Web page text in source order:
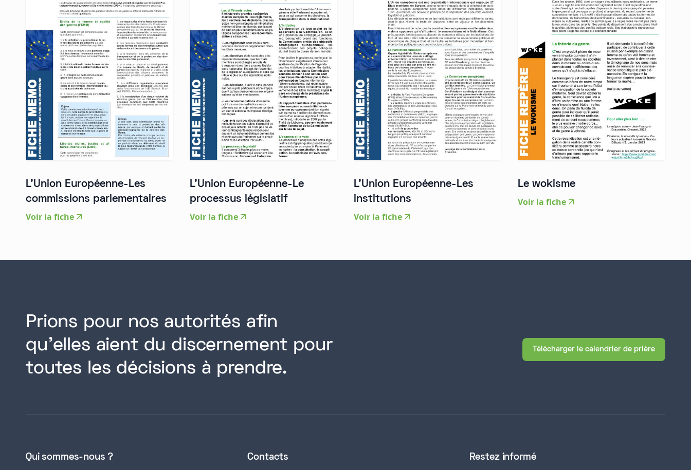
L'Union Européenne-Les
commissions parlementaires
Voir la fiche
L'Union Européenne-Le
processus législatif
Voir la fiche
L'Union Européenne-Les
institutions
Voir la fiche
Le wokisme
Voir la fiche
Prions pour nos autorités afin
qu'elles aient du discernement pour
toutes les décisions à prendre.
Télécharger le calendrier de prière
Qui sommes-nous ? Contacts Restez informé